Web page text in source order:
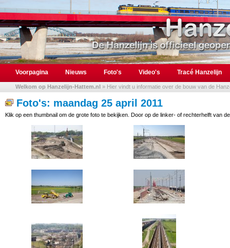
Voorpagina Nieuws Foto's Video's Tracé Hanzelijn
Welkom op Hanzelijn-Hattem.nl » Hier vindt u informatie over de bouw van de
Foto's: maandag 25 april 2011
Klik op een thumbnail om de grote foto te bekijken. Door op de linker- of rechterhelft van